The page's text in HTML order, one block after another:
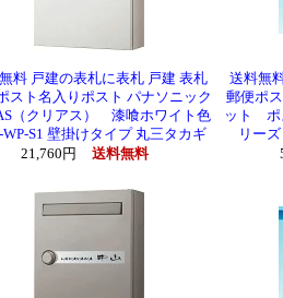
料 戸建の表札に表札 戸建 表札
スト名入りポスト パナソニック
（クリアス） 漆喰ホワイト色
WP-S1 壁掛けタイプ 丸三タカギ
21,760円
送料無料
送料無
郵便ポ
ット ポ
リー